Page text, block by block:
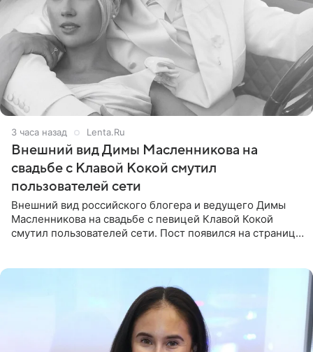
3 часа назад Lenta.Ru
Внешний вид Димы Масленникова на
свадьбе с Клавой Кокой смутил
пользователей сети
Внешний вид российского блогера и ведущего Димы
Масленникова на свадьбе с певицей Клавой Кокой
смутил пользователей сети. Пост появился на странице